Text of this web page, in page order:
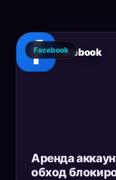
Facebook
Facebook
Аренда
обход